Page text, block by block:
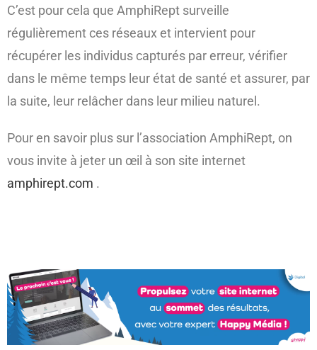
C’est pour cela que AmphiRept surveille
régulièrement ces réseaux et intervient pour
récupérer les individus capturés par erreur, vérifier
dans le même temps leur état de santé et assurer, par
la suite, leur relâcher dans leur milieu naturel.
Pour en savoir plus sur l’association AmphiRept, on
vous invite à jeter un œil à son site internet
amphirept.com .